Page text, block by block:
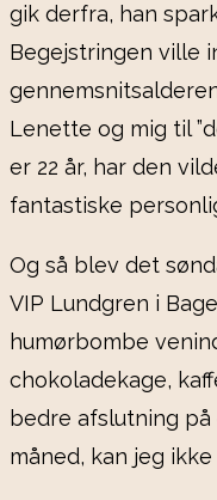
gik derfra, han
Begejstringen ville
Lenette og mig til
er 22 år, har den
fantastiske
Og så blev det
VIP Lundgren i
humørbombe
chokoladekage,
bedre afslutning
måned, kan jeg